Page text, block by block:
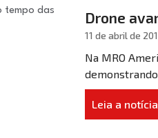
Drone
11 de abril de
Na MRO
Leia a